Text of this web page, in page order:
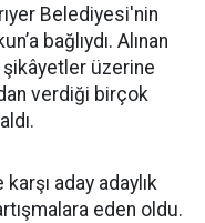
Belediyesi'nin
bağlıydı. Alınan
üzerine
verdiği birçok
aday adaylık
eden oldu.